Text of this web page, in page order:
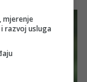
mjerenje
razvoj usluga